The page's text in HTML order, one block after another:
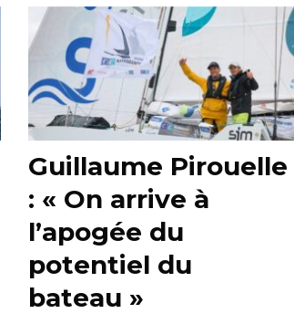
Guillaume Pirouelle
: « On arrive à
l’apogée du
potentiel du
bateau »